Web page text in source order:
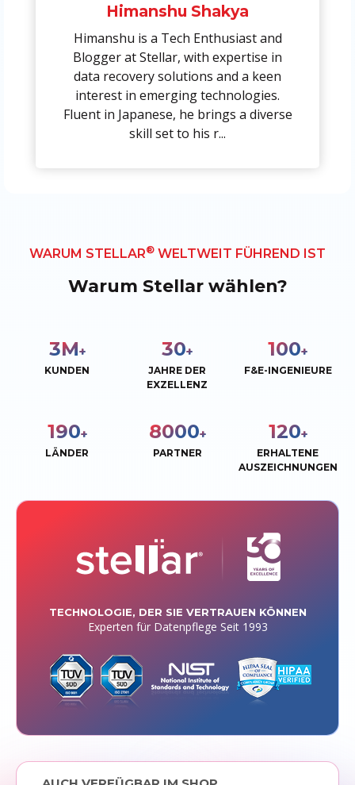
Himanshu Shakya
Himanshu is a Tech Enthusiast and
Blogger at Stellar, with expertise in
data recovery solutions and a keen
interest in emerging technologies.
Fluent in Japanese, he brings a diverse
skill set to his r...
WARUM STELLAR® WELTWEIT FÜHREND IST
Warum Stellar wählen?
3M+
KUNDEN
30+
JAHRE DER
EXZELLENZ
100+
F&E-INGENIEURE
190+
LÄNDER
8000+
PARTNER
120+
ERHALTENE
AUSZEICHNUNGEN
TECHNOLOGIE, DER SIE VERTRAUEN KÖNNEN
Experten für Datenpflege Seit 1993